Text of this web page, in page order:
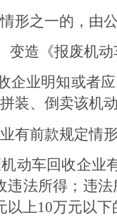
形之一的，由
变造《报废机
企业明知或者
装、倒卖该机
有前款规定情
动车回收企业
违法所得；违法
以上10万元以下